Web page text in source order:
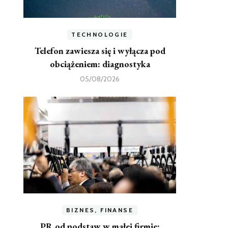
TECHNOLOGIE
Telefon zawiesza się i wyłącza pod
obciążeniem: diagnostyka
05/08/2026
BIZNES, FINANSE